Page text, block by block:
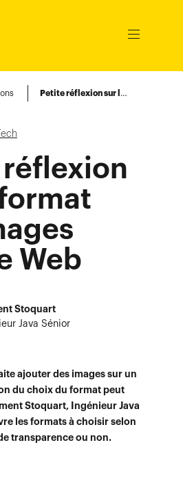
Ouvrir
Petite réflexion sur le format des images pour le Web
Web
ajouter des images sur un
du choix du format peut
Stoquart, Ingénieur Java
les formats à choisir selon
transparence ou non.
Stoquart
Java Sénior